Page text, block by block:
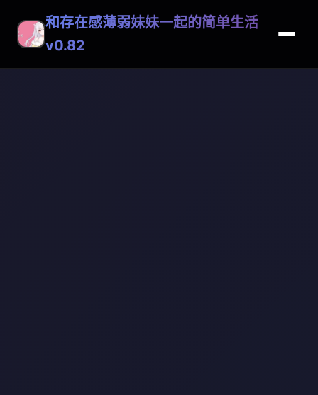
和存在感薄弱妹妹一起的简单生活
v0.82